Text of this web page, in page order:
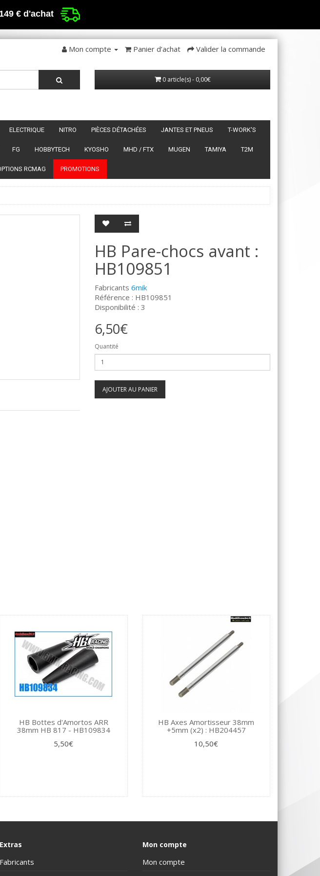
€ d'achat
Mon compte Panier d’achat Valider la commande
0 article(s) - 0,00€
ELECTRIQUE NITRO PIÈCES DÉTACHÉES JANTES ET PNEUS T-WORK'S
FG HOBBYTECH KYOSHO MHD / FTX MUGEN TAMIYA T2M
RCMAG PROMOTIONS
HB Pare-chocs avant :
HB109851
Fabricants 6mik
Référence : HB109851
Disponibilité : 3
6,50€
Quantité
AJOUTER AU PANIER
HB Bottes d'Amortos ARR
38mm HB 817 - HB109834
5,50€
HB Axes Amortisseur 38mm
+5mm (x2) : HB204457
10,50€
Extras
Fabricants
Mon compte
Mon compte